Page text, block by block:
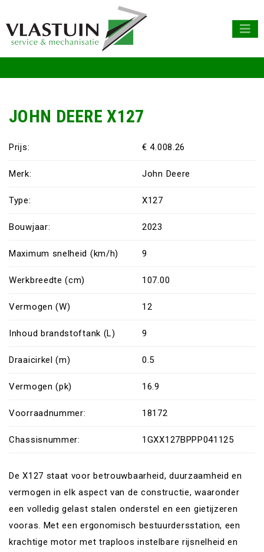
JOHN DEERE X127
Prijs: € 4.008.26
Merk: John Deere
Type: X127
Bouwjaar: 2023
Maximum snelheid (km/h) 9
Werkbreedte (cm) 107.00
Vermogen (W) 12
Inhoud brandstoftank (L) 9
Draaicirkel (m) 0.5
Vermogen (pk) 16.9
Voorraadnummer: 18172
Chassisnummer: 1GXX127BPPP041125
De X127 staat voor betrouwbaarheid, duurzaamheid en
vermogen in elk aspect van de constructie, waaronder
een volledig gelast stalen onderstel en een gietijzeren
vooras. Met een ergonomisch bestuurdersstation, een
krachtige motor met traploos instelbare rijsnelheid en